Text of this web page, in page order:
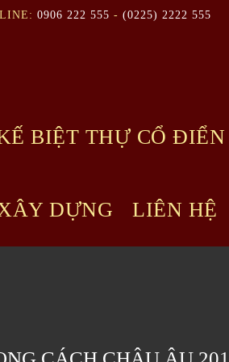
0906 222 555 - (0225) 2222 555
BIỆT THỰ CỔ ĐIỂN
DỰNG LIÊN HỆ